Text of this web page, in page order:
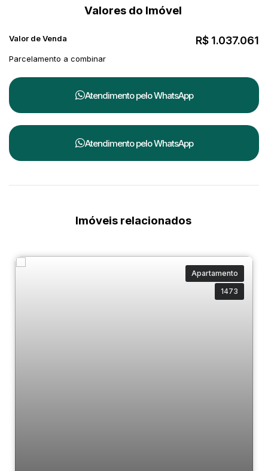
Valores do Imóvel
R$ 1.037.061
Valor de Venda
Parcelamento a combinar
Atendimento peloWhatsApp
Atendimento peloWhatsApp
Imóveis relacionados
Apartamento
1473